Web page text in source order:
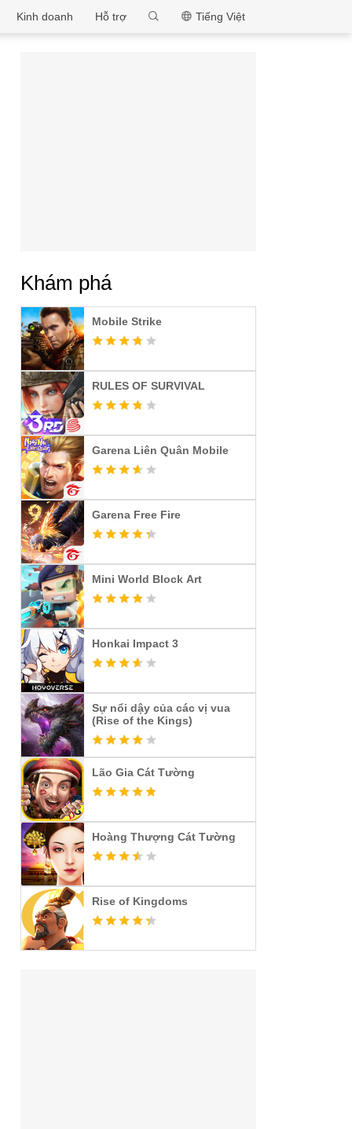
MEmu
Tiếng Việt
Hỗ trợ
Kinh doanh
Khám phá
Mobile Strike
RULES OF SURVIVAL
Garena Liên Quân Mobile
Garena Free Fire
Mini World Block Art
Honkai Impact 3
Sự nổi dậy của các vị vua
(Rise of the Kings)
Lão Gia Cát Tường
Hoàng Thượng Cát Tường
Rise of Kingdoms